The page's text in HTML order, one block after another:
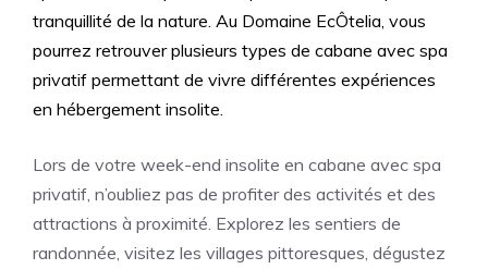
tranquillité de la nature. Au Domaine EcÔtelia, vous
pourrez retrouver plusieurs types de cabane avec spa
privatif permettant de vivre différentes expériences
en hébergement insolite.
Lors de votre week-end insolite en cabane avec spa
privatif, n’oubliez pas de profiter des activités et des
attractions à proximité. Explorez les sentiers de
randonnée, visitez les villages pittoresques, dégustez